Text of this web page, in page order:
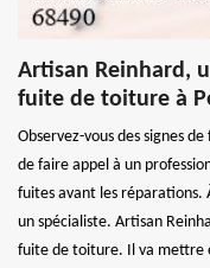
Artisan Reinhard,
fuite de toiture à
Observez-vous des signes
de faire appel à un
fuites avant les réparations.
un spécialiste. Artisan
fuite de toiture. Il va mettre